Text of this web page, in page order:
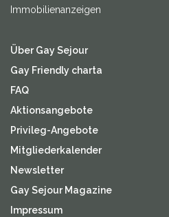
Immobilienanzeigen
Über Gay Sejour
Gay Friendly charta
FAQ
Aktionsangebote
Privileg-Angebote
Mitgliederkalender
Newsletter
Gay Sejour Magazine
Impressum